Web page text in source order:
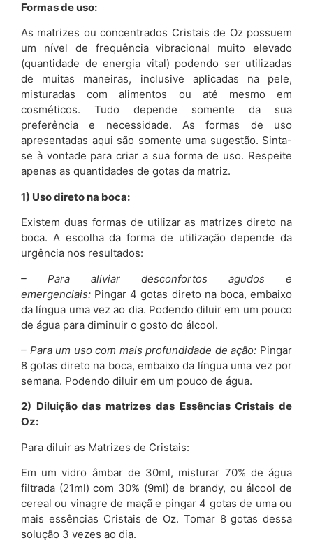
Formas de uso:
As matrizes ou concentrados Cristais de Oz possuem
um nível de frequência vibracional muito elevado
(quantidade de energia vital) podendo ser utilizadas
de muitas maneiras, inclusive aplicadas na pele,
misturadas com alimentos ou até mesmo em
cosméticos. Tudo depende somente da sua
preferência e necessidade. As formas de uso
apresentadas aqui são somente uma sugestão. Sinta-
se à vontade para criar a sua forma de uso. Respeite
apenas as quantidades de gotas da matriz.
1) Uso direto na boca:
Existem duas formas de utilizar as matrizes direto na
boca. A escolha da forma de utilização depende da
urgência nos resultados:
– Para aliviar desconfortos agudos e
emergenciais: Pingar 4 gotas direto na boca, embaixo
da língua uma vez ao dia. Podendo diluir em um pouco
de água para diminuir o gosto do álcool.
– Para um uso com mais profundidade de ação: Pingar
8 gotas direto na boca, embaixo da língua uma vez por
semana. Podendo diluir em um pouco de água.
2) Diluição das matrizes das Essências Cristais de
Oz:
Para diluir as Matrizes de Cristais:
Em um vidro âmbar de 30ml, misturar 70% de água
filtrada (21ml) com 30% (9ml) de brandy, ou álcool de
cereal ou vinagre de maçã e pingar 4 gotas de uma ou
mais essências Cristais de Oz. Tomar 8 gotas dessa
solução 3 vezes ao dia.